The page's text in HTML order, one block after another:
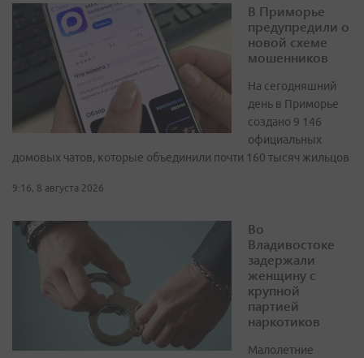
В Приморье
предупредили о
новой схеме
мошенников
На сегодняшний
день в Приморье
создано 9 146
официальных
домовых чатов, которые объединили почти 160 тысяч жильцов
9:16, 8 августа 2026
Во
Владивостоке
задержали
женщину с
крупной
партией
наркотиков
Малолетние